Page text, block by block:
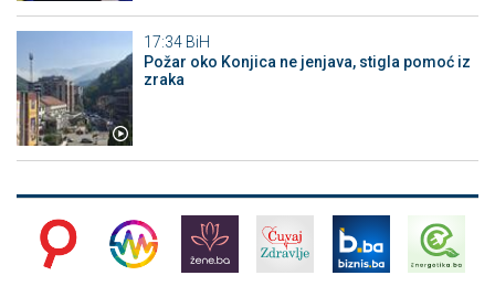
17:34 BiH
Požar oko Konjica ne jenjava, stigla pomoć iz
zraka